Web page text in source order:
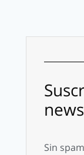
Sin